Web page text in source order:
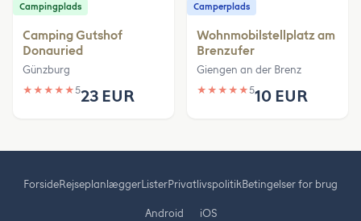
Campingplads
Camping Gutshof
Donauried
Günzburg
★ ★ ★ ★ ★523 EUR
Camperplads
Wohnmobilstellplatz am
Brenzufer
Giengen an der Brenz
★ ★ ★ ★ ★510 EUR
ForsideRejseplanlæggerListerPrivatlivspolitikBetingelser for brug
Android iOS